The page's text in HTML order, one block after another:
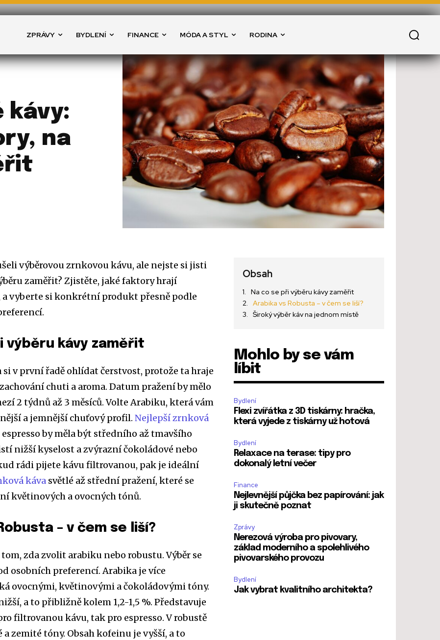
ZPRÁVY BYDLENÍ FINANCE MÓDA A STYL RODINA
kávy:
na
výběrovou zrnkovou kávu, ale nejste si jisti
zaměřit? Zjistěte, jaké faktory hrají
vyberte si konkrétní produkt přesně podle
výběru kávy zaměřit
si v první řadě ohlídat čerstvost, protože ta hraje
chuti a aroma. Datum pražení by mělo
2 týdnů až 3 měsíců. Volte Arabiku, která vám
a jemnější chuťový profil.Nejlepší zrnková
by měla být středního až tmavšího
nižší kyselost a zvýrazní čokoládové nebo
rádi pijete kávu filtrovanou, pak je ideální
káva světlé až střední pražení, které se
květinových a ovocných tónů.
– v čem se liší?
zda zvolit arabiku nebo robustu. Výběr se
osobních preferencí. Arabika je více
ovocnými, květinovými a čokoládovými tóny.
a to přibližně kolem 1,2-1,5 %. Představuje
filtrovanou kávu, tak pro espresso. V robustě
zemité tóny. Obsah kofeinu je vyšší, a to
Obsah
Na co se při výběru kávy zaměřit
Arabika vs Robusta – v čem se liší?
Široký výběr káv na jednom místě
Mohlo by se vám
líbit
Bydlení
Flexi zvířátka z 3D tiskárny: hračka,
která vyjede z tiskárny už hotová
Bydlení
Relaxace na terase: tipy pro
dokonalý letní večer
Finance
Nejlevnější půjčka bez papírování: jak
ji skutečně poznat
Zprávy
Nerezová výroba pro pivovary,
základ moderního a spolehlivého
pivovarského provozu
Bydlení
Jak vybrat kvalitního architekta?